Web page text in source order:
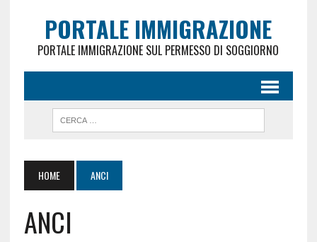
PORTALE IMMIGRAZIONE
PORTALE IMMIGRAZIONE SUL PERMESSO DI SOGGIORNO
HOME ANCI
ANCI